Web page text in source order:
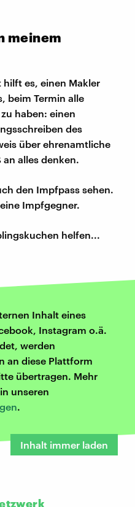
meinem
hilft es, einen Makler
beim Termin alle
haben: einen
des
über ehrenamtliche
alles denken.
den Impfpass sehen.
Impfgegner.
helfen...
Inhalt eines
Instagram o.ä.
werden
an diese Plattform
übertragen. Mehr
unseren
.
Inhalt immer laden